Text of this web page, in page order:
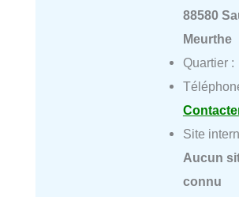
88580
Meurthe
Quartier :
Site
Aucun
connu